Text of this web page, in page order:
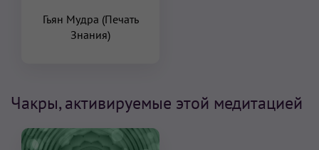
Гьян Мудра (Печать
Знания)
Чакры, активируемые этой медитацией